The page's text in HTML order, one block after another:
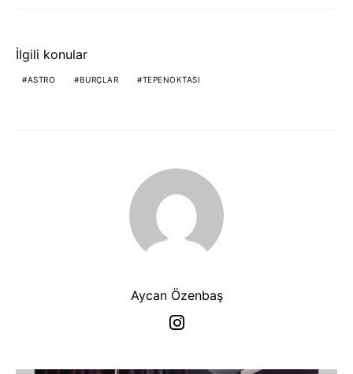
İlgili konular
ASTRO BURÇLAR TEPENOKTASI
Aycan Özenbaş